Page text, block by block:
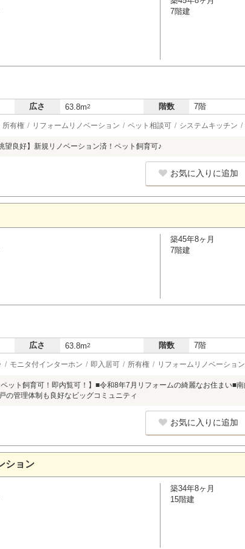
7階建
広さ 63.8m2 階数 7階
所有権 リフォームリノベーション ペット相談可 システムキッチン
望良好】新規リノベーション済！ペット飼育可♪
お気に入りに追加
築45年8ヶ月
7階建
広さ 63.8m2 階数 7階
モニタ付インターホン 即入居可 所有権 リフォームリノベーション
ペット飼育可！即内覧可！】■令和8年7月リフォームの綺麗なお住まい■
の管理体制も良好なビッグコミュニティ
お気に入りに追加
ション
築34年8ヶ月
15階建